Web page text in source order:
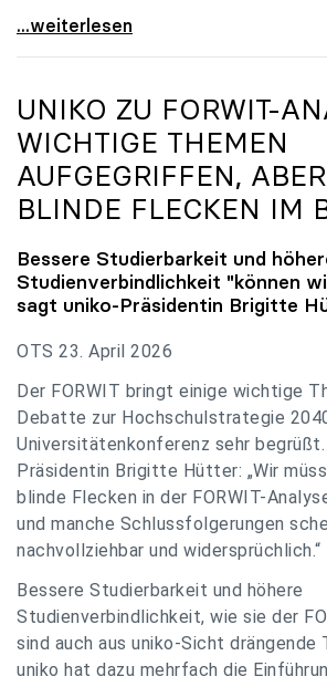
uniko zu Budgetverhandlungen:
...weiterlesen
UNIKO ZU FORWIT-
WICHTIGE THEMEN
AUFGEGRIFFEN,
BLINDE FLECKEN IM
Bessere Studierbarkeit und
Studienverbindlichkeit "können
sagt uniko-Präsidentin Brigitte
OTS 23. April 2026
Der FORWIT bringt einige wichtige
Debatte zur Hochschulstrategie
Universitätenkonferenz sehr begrüßt.
Präsidentin Brigitte Hütter: „Wir
blinde Flecken in der FORWIT-
und manche Schlussfolgerungen
nachvollziehbar und widersprüchlich.“
Bessere Studierbarkeit und höhere
Studienverbindlichkeit, wie sie der
sind auch aus uniko-Sicht drängende
uniko hat dazu mehrfach die